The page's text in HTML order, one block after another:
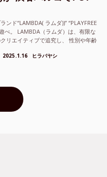
ンド“LAMBDA( ラムダ))” “PLAYFREE
べ。 LAMBDA（ラムダ）は、有限な
リエイティブで追究し、 性別や年齢
2025.1.16 ヒラバヤシ